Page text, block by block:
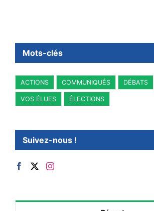
Mots-clés
ACTIONS COMMUNIQUÉS DÉBATS
VOS ÉLUES ÉLECTIONS
Suivez-nous !